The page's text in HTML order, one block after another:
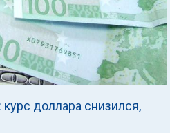
доллара снизился,